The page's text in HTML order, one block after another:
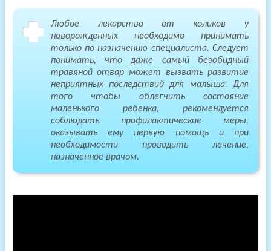
Любое лекарство от коликов у
новорожденных необходимо принимать
только по назначению специалиста. Следует
понимать, что даже самый безобидный
травяной отвар может вызвать развитие
неприятных последствий для малыша. Для
того чтобы облегчить состояние
маленького ребенка, рекомендуется
соблюдать профилактические меры,
оказывать ему первую помощь и при
необходимости проводить лечение,
назначенное врачом.